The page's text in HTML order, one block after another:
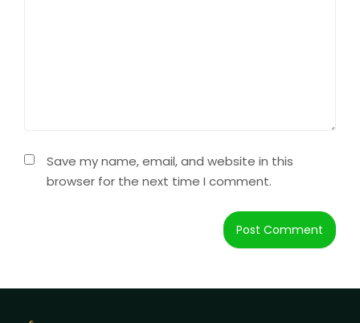
Save my name, email, and website in this
browser for the next time I comment.